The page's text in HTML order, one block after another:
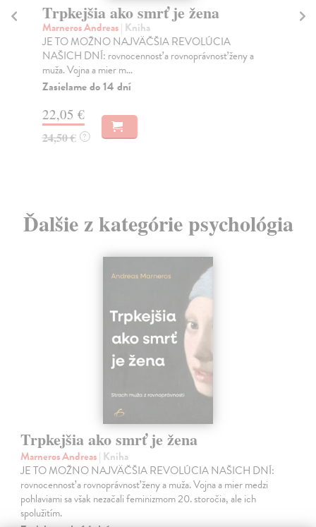
Trpkejšia ako smrť je žena
Marneros Andreas| Kniha
JE TO MOŽNO NAJVÄČŠIA REVOLÚCIA
NAŠICH DNÍ: rovnocennosť a rovnoprávnosť ženy a
muža. Vojna a mier m...
Zasielame do 14 dní
22,05 €
24,50 € ?
Ďalšie z kategórie psychológia
Trpkejšia ako smrť je žena
Marneros Andreas| Kniha
JE TO MOŽNO NAJVÄČŠIA REVOLÚCIA NAŠICH DNÍ:
rovnocennosť a rovnoprávnosť ženy a muža. Vojna a mier medzi
pohlaviami sa však nezačali feminizmom 20. storočia, ale ich
spolužitím.